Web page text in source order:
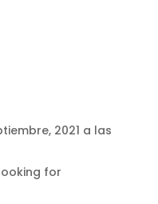
2021 a las
for